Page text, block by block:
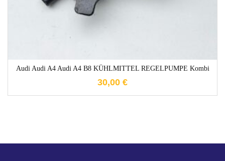
Audi Audi A4 Audi A4 B8 KÜHLMITTEL REGELPUMPE Kombi
30,00 €